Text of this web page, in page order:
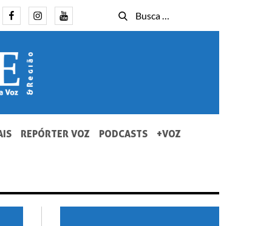
FacebookInstagramYoutube
Busca
for:
Busca
REPÓRTER VOZ PODCASTS +VOZ